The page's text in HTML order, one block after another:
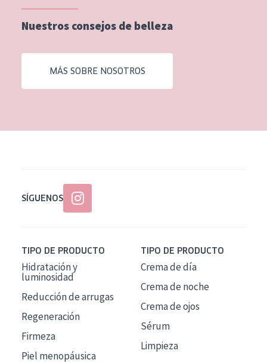
Nuestros consejos de belleza
MÁS SOBRE NOSOTROS
SÍGUENOS
TIPO DE PRODUCTO
Hidratación y
luminosidad
Reducción de arrugas
Regeneración
Firmeza
Piel menopáusica
TIPO DE PRODUCTO
Crema de día
Crema de noche
Crema de ojos
Sérum
Limpieza